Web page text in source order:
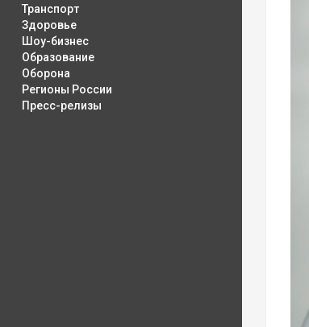
Транспорт
Здоровье
Шоу-бизнес
Образование
Оборона
Регионы России
Пресс-релизы